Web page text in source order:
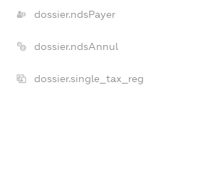
dossier.ndsPayer
dossier.ndsAnnul
dossier.single_tax_reg